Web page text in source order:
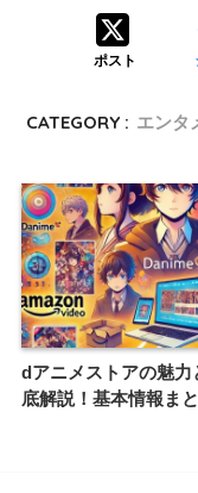
ポスト
CATEGORY : エンタ
dアニメストアの魅力
底解説！基本情報ま